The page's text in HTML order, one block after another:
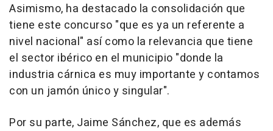
Asimismo, ha destacado la consolidación que
tiene este concurso "que es ya un referente a
nivel nacional" así como la relevancia que tiene
el sector ibérico en el municipio "donde la
industria cárnica es muy importante y contamos
con un jamón único y singular".
Por su parte, Jaime Sánchez, que es además